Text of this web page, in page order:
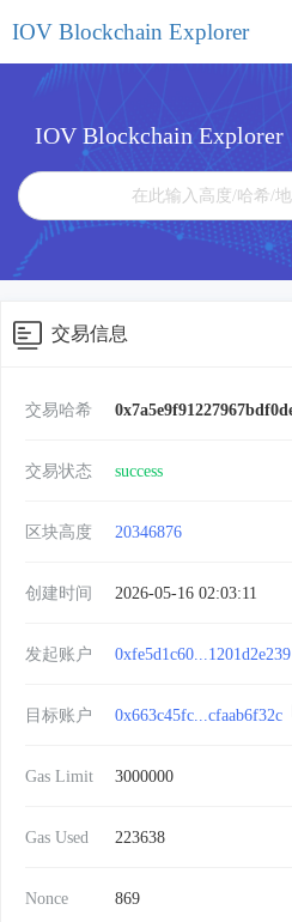
IOV Blockchain Explorer
IOV Blockchain Explorer
交易信息
交易哈希
交易状态 success
区块高度 20346876
创建时间 2026-05-16 02:03:11
发起账户 0xfe5d1c60...1201d2e239
目标账户 0x663c45fc...cfaab6f32c
Gas Limit 3000000
Gas Used 223638
Nonce 869